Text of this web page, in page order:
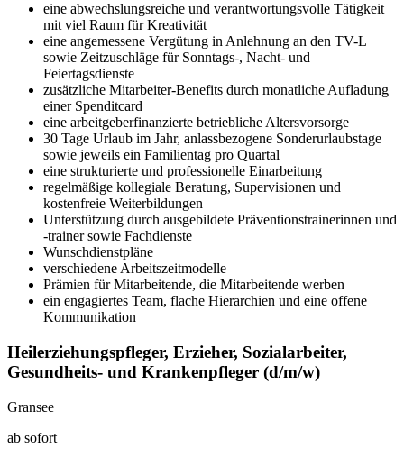
eine abwechslungsreiche und verantwortungsvolle Tätigkeit
mit viel Raum für Kreativität
eine angemessene Vergütung in Anlehnung an den TV-L
sowie Zeitzuschläge für Sonntags-, Nacht- und
Feiertagsdienste
zusätzliche Mitarbeiter-Benefits durch monatliche Aufladung
einer Spenditcard
eine arbeitgeberfinanzierte betriebliche Altersvorsorge
30 Tage Urlaub im Jahr, anlassbezogene Sonderurlaubstage
sowie jeweils ein Familientag pro Quartal
eine strukturierte und professionelle Einarbeitung
regelmäßige kollegiale Beratung, Supervisionen und
kostenfreie Weiterbildungen
Unterstützung durch ausgebildete Präventionstrainerinnen und
-trainer sowie Fachdienste
Wunschdienstpläne
verschiedene Arbeitszeitmodelle
Prämien für Mitarbeitende, die Mitarbeitende werben
ein engagiertes Team, flache Hierarchien und eine offene
Kommunikation
Heilerziehungspfleger, Erzieher, Sozialarbeiter,
Gesundheits- und Krankenpfleger (d/m/w)
Gransee
ab sofort